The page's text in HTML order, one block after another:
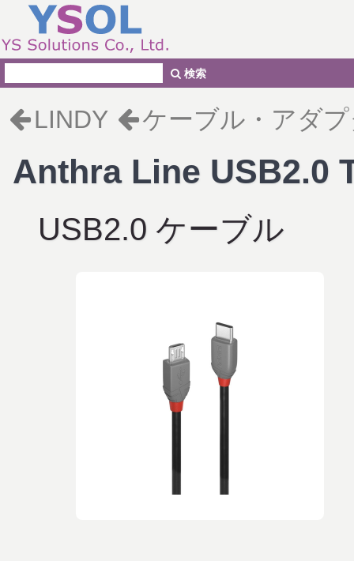
LINDY ケーブル・アダ
Anthra Line USB2.0
USB2.0 ケーブル
検索